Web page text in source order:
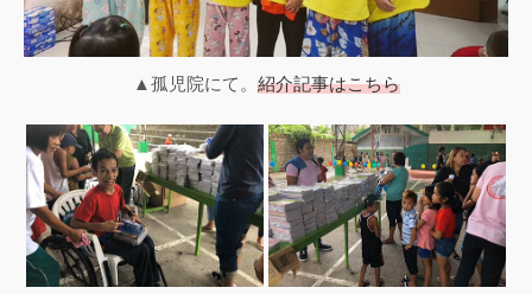
▲孤児院にて。 紹介記事はこちら